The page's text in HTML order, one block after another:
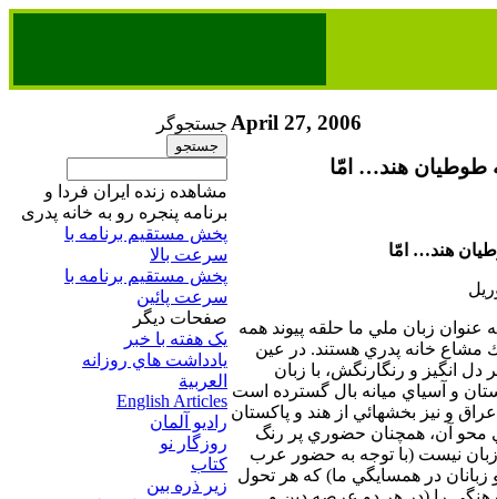
جستجوگر
مشاهده زنده ایران فردا و
برنامه پنجره رو به خانه پدری
پخش مستقیم برنامه‌ ​با
سرعت بالا
پخش مستقیم برنامه‌ ​با
سرعت پائین​
صفحات ديگر
يک هفته با خبر
يادداشت هاي روزانه
العربية
English Articles
راديو آلمان
روزگار نو
کتاب
زير ذره بين
April 27, 2006
هند… امّا
هند… امّا
عنوان زبان ملي ما حلقه پيوند همه
مشاع خانه پدري هستند. در عين
دل انگيز و رنگارنگش، با زبان
و آسياي ميانه بال گسترده است
و نيز بخشهائي از هند و پاكستان
محو آن، همچنان حضوري پر رنگ
زبان نيست (با توجه به حضور عرب
زبانان در همسايگي ما) كه هر تحول